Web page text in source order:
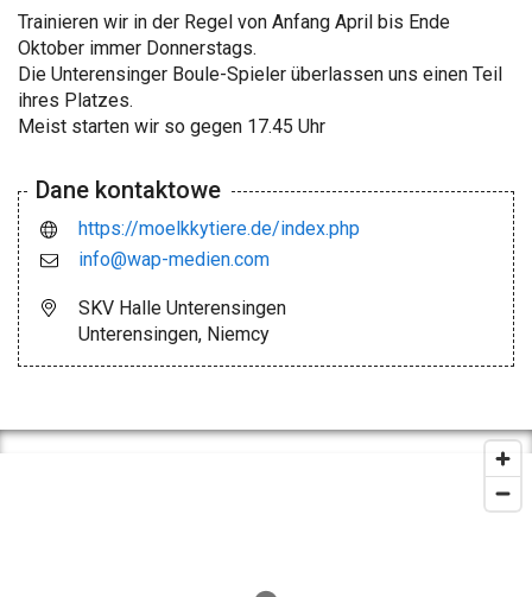
Trainieren wir in der Regel von Anfang April bis Ende
Oktober immer Donnerstags.
Die Unterensinger Boule-Spieler überlassen uns einen Teil
ihres Platzes.
Meist starten wir so gegen 17.45 Uhr
Dane kontaktowe
https://moelkkytiere.de/index.php
info@wap-medien.com
SKV Halle Unterensingen
Unterensingen, Niemcy